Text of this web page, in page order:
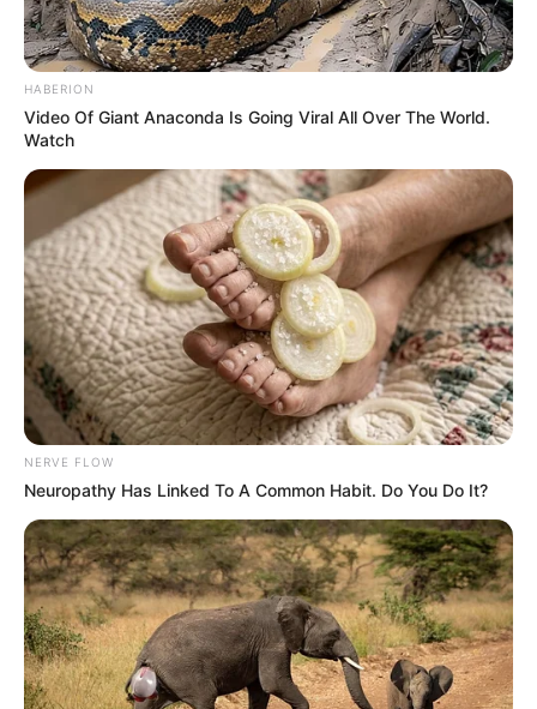
HABERION
Video Of Giant Anaconda Is Going Viral All Over The World.
Watch
NERVE FLOW
Neuropathy Has Linked To A Common Habit. Do You Do It?